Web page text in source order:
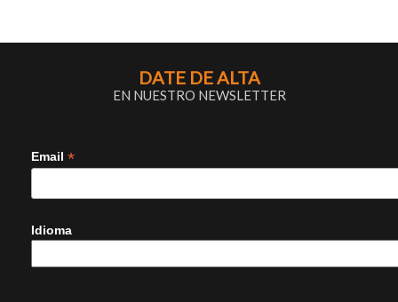
DATE DE ALTA
EN NUESTRO NEWSLETTER
Email *
Idioma